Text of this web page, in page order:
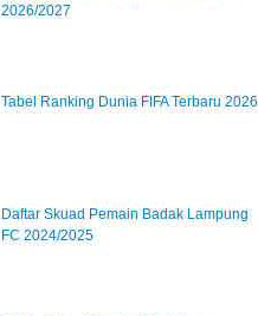
2026/2027
Tabel Ranking Dunia FIFA Terbaru 2026
Daftar Skuad Pemain Badak Lampung
FC 2024/2025